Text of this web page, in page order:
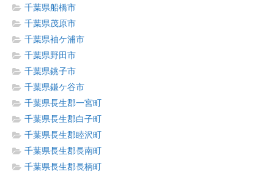
千葉県船橋市
千葉県茂原市
千葉県袖ケ浦市
千葉県野田市
千葉県銚子市
千葉県鎌ケ谷市
千葉県長生郡一宮町
千葉県長生郡白子町
千葉県長生郡睦沢町
千葉県長生郡長南町
千葉県長生郡長柄町